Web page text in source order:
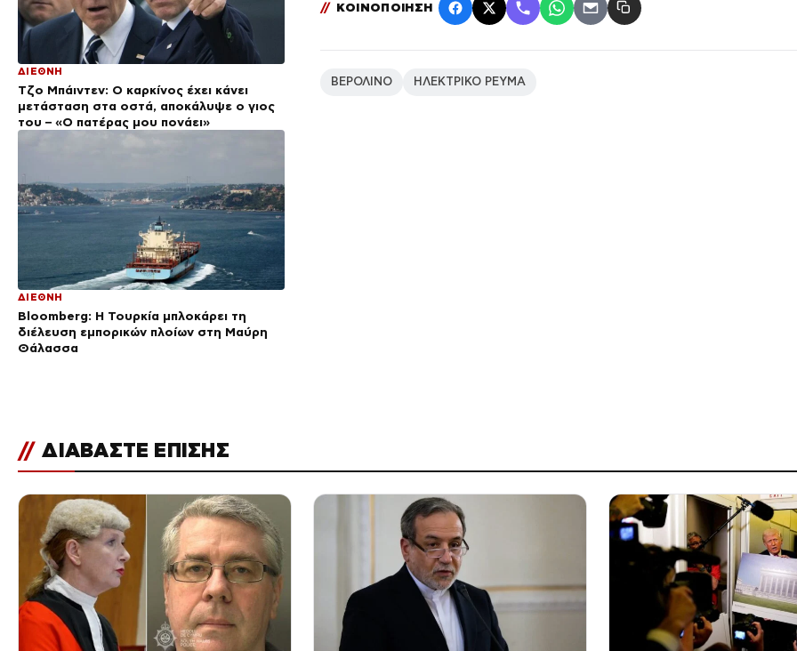
ΔΙΕΘΝΗ
Τζο Μπάιντεν: Ο καρκίνος έχει κάνει
μετάσταση στα οστά, αποκάλυψε ο γιος
του – «Ο πατέρας μου πονάει»
ΔΙΕΘΝΗ
Bloomberg: Η Τουρκία μπλοκάρει τη
διέλευση εμπορικών πλοίων στη Μαύρη
Θάλασσα
// ΚΟΙΝΟΠΟΙΗΣΗ
ΒΕΡΟΛΙΝΟ ΗΛΕΚΤΡΙΚΟ ΡΕΥΜΑ
// ΔΙΑΒΑΣΤΕ ΕΠΙΣΗΣ